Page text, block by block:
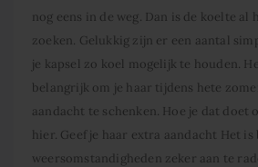
nog eens in de weg. Dan is de koelte al
zoeken. Gelukkig zijn er een aantal
je kapsel zo koel mogelijk te houden.
belangrijk om je haar tijdens hete
aandacht te schenken. Hoe je dat doet
hier. Geef je haar extra aandacht Het
weersomstandigheden zeker aan te